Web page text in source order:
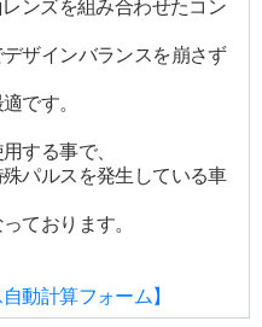
ンズを組み合わせたコン
ザインバランスを崩さず
です。
する事で、
パルスを発生している車
ております。
動計算フォーム】